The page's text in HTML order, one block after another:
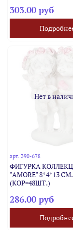
303.00 руб
Нет в
арт.390-678
ФИГУРКА
"AMORE" 8*4*13 СМ.
(КОР=48ШТ.)
286.00 руб